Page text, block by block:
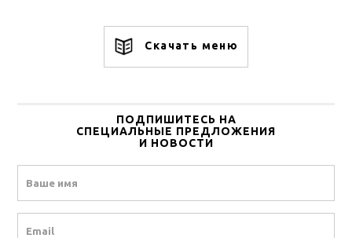
Скачать меню
ПОДПИШИТЕСЬ НА
СПЕЦИАЛЬНЫЕ ПРЕДЛОЖЕНИЯ
И НОВОСТИ